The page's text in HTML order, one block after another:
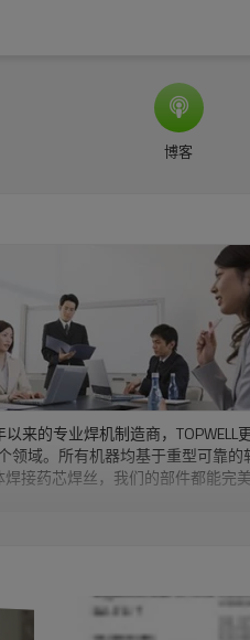
博客
来的专业焊机制造商，
域。所有机器均基于重型可靠
接药芯焊丝，我们的部件都能